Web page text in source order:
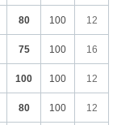
80 100 12
75 100 16
100 100 12
80 100 12